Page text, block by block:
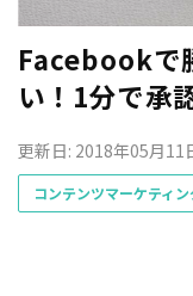
Facebookで
い！1分で承
更新日: 2018年05月11
コンテンツマーケティン